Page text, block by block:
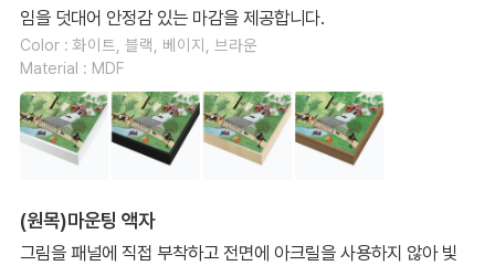
임을 덧대어 안정감 있는 마감을 제공합니다.
Color : 화이트, 블랙, 베이지, 브라운
Material : MDF
(원목)마운팅 액자
그림을 패널에 직접 부착하고 전면에 아크릴을 사용하지 않아 빛